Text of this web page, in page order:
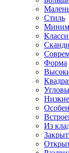
Стиль
Форма
Низкие
Из